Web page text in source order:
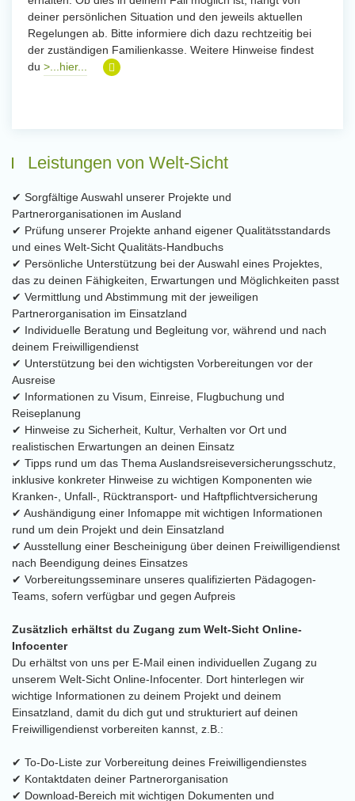
deiner persönlichen Situation und den jeweils aktuellen
Regelungen ab. Bitte informiere dich dazu rechtzeitig bei
der zuständigen Familienkasse. Weitere Hinweise findest
du >...hier...
Leistungen von Welt-Sicht
✔ Sorgfältige Auswahl unserer Projekte und
Partnerorganisationen im Ausland
✔ Prüfung unserer Projekte anhand eigener Qualitätsstandards
und eines Welt-Sicht Qualitäts-Handbuchs
✔ Persönliche Unterstützung bei der Auswahl eines Projektes,
das zu deinen Fähigkeiten, Erwartungen und Möglichkeiten passt
✔ Vermittlung und Abstimmung mit der jeweiligen
Partnerorganisation im Einsatzland
✔ Individuelle Beratung und Begleitung vor, während und nach
deinem Freiwilligendienst
✔ Unterstützung bei den wichtigsten Vorbereitungen vor der
Ausreise
✔ Informationen zu Visum, Einreise, Flugbuchung und
Reiseplanung
✔ Hinweise zu Sicherheit, Kultur, Verhalten vor Ort und
realistischen Erwartungen an deinen Einsatz
✔ Tipps rund um das Thema Auslandsreiseversicherungsschutz,
inklusive konkreter Hinweise zu wichtigen Komponenten wie
Kranken-, Unfall-, Rücktransport- und Haftpflichtversicherung
✔ Aushändigung einer Infomappe mit wichtigen Informationen
rund um dein Projekt und dein Einsatzland
✔ Ausstellung einer Bescheinigung über deinen Freiwilligendienst
nach Beendigung deines Einsatzes
✔ Vorbereitungsseminare unseres qualifizierten Pädagogen-
Teams, sofern verfügbar und gegen Aufpreis
Zusätzlich erhältst du Zugang zum Welt-Sicht Online-
Infocenter
Du erhältst von uns per E-Mail einen individuellen Zugang zu
unserem Welt-Sicht Online-Infocenter. Dort hinterlegen wir
wichtige Informationen zu deinem Projekt und deinem
Einsatzland, damit du dich gut und strukturiert auf deinen
Freiwilligendienst vorbereiten kannst, z.B.:
✔ To-Do-Liste zur Vorbereitung deines Freiwilligendienstes
✔ Kontaktdaten deiner Partnerorganisation
✔ Download-Bereich mit wichtigen Dokumenten und